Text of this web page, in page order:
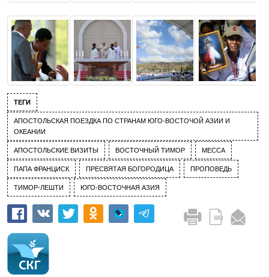
ТЕГИ
АПОСТОЛЬСКАЯ ПОЕЗДКА ПО СТРАНАМ ЮГО-ВОСТОЧОЙ АЗИИ И
ОКЕАНИИ
АПОСТОЛЬСКИЕ ВИЗИТЫ ВОСТОЧНЫЙ ТИМОР МЕССА
ПАПА ФРАНЦИСК ПРЕСВЯТАЯ БОГОРОДИЦА ПРОПОВЕДЬ
ТИМОР-ЛЕШТИ ЮГО-ВОСТОЧНАЯ АЗИЯ